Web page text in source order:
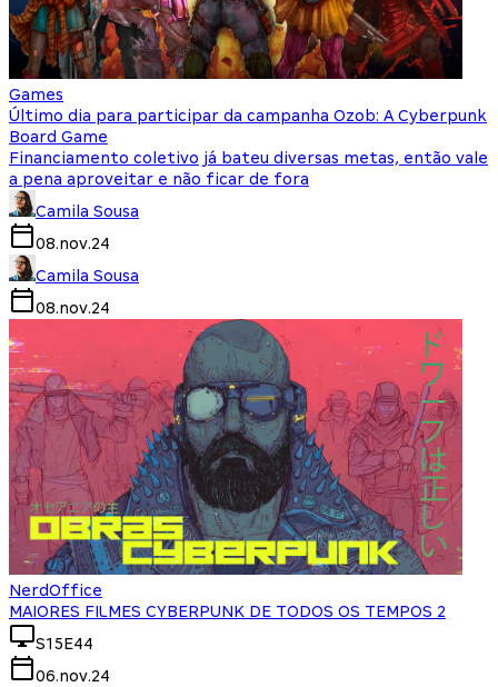
Games
Último dia para participar da campanha Ozob: A Cyberpunk
Board Game
Financiamento coletivo já bateu diversas metas, então vale
a pena aproveitar e não ficar de fora
Camila Sousa
08.nov.24
Camila Sousa
08.nov.24
NerdOffice
MAIORES FILMES CYBERPUNK DE TODOS OS TEMPOS 2
S15E44
06.nov.24